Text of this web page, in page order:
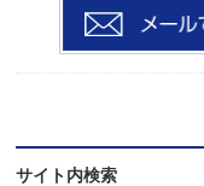
サイト内検索